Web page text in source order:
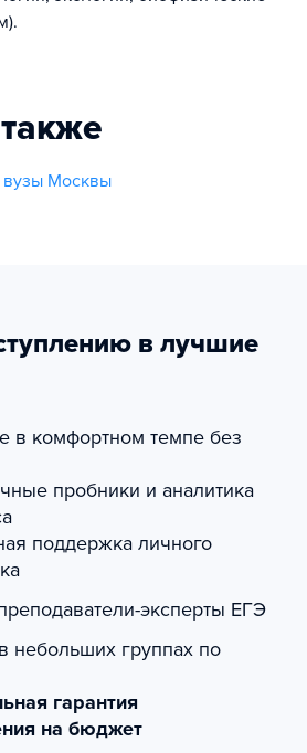
вузы Москвы
в лучшие
в комфортном темпе без
пробники и аналитика
поддержка личного
эксперты ЕГЭ
небольших группах по
гарантия
на бюджет